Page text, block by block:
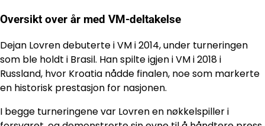
Oversikt over år med VM-deltakelse
Dejan Lovren debuterte i VM i 2014, under turneringen
som ble holdt i Brasil. Han spilte igjen i VM i 2018 i
Russland, hvor Kroatia nådde finalen, noe som markerte
en historisk prestasjon for nasjonen.
I begge turneringene var Lovren en nøkkelspiller i